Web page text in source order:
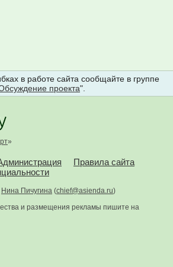
в работе сайта сообщайте в группе
проекта".
»
Правила сайта
Нина Пичугина (chief@asienda.ru)
и размещения рекламы пишите на